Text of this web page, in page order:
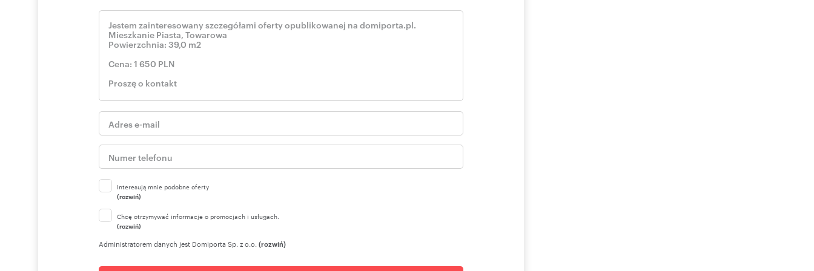
Numer oferty: 14324/3877/OMW
Interesują mnie podobne oferty
(rozwiń)
Chcę otrzymywać informacje o promocjach i usługach.
(rozwiń)
Administratorem danych jest Domiporta Sp. z o.o. (rozwiń)